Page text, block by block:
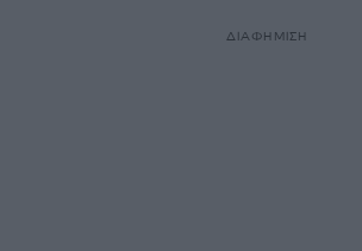
ΔΙΑΦΗΜΙΣΗ